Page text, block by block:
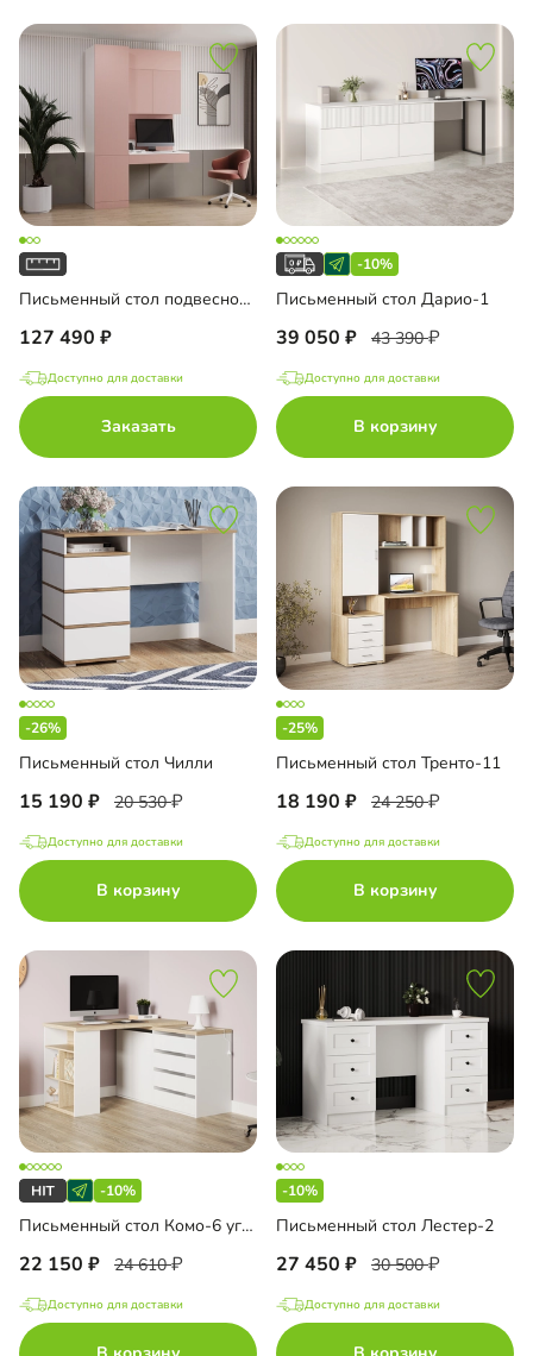
до
до
пленкой ПВХ
эмалью
МДФ
с пленкой Oracal
Письменный стол подвесной Мобаро-10
127 490
Доступно для доставки
Заказать
-10%
Письменный стол Дарио-1
39 050 43 390
Доступно для доставки
В корзину
-26%
Письменный стол Чилли
15 190 20 530
Доступно для доставки
В корзину
-25%
Письменный стол Тренто-11
18 190 24 250
Доступно для доставки
В корзину
-10%
Письменный стол Комо-6 угловой
22 150 24 610
Доступно для доставки
-10%
Письменный стол Лестер-2
27 450 30 500
Доступно для доставки